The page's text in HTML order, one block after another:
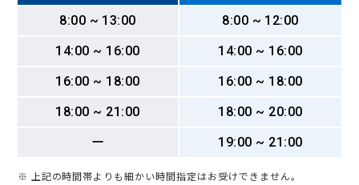
8:00 ~ 13:00
8:00 ~ 12:00
14:00 ~ 16:00
14:00 ~ 16:00
16:00 ~ 18:00
16:00 ~ 18:00
18:00 ~ 21:00
18:00 ~ 20:00
ー
19:00 ~ 21:00
※ 上記の時間帯よりも細かい時間指定はお受けできません。